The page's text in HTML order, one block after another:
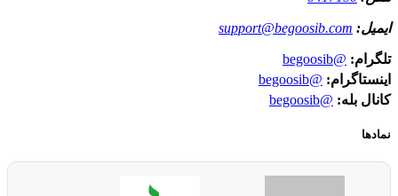
ایمیل: support@begoosib.com
تلگرام: @begoosib
اینستاگرام: @begoosib
کانال بله: @begoosib
نمادها